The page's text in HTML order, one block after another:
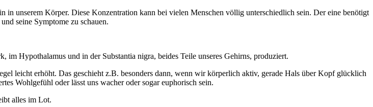
unserem Körper. Diese Konzentration kann bei vielen Menschen völlig unterschiedlich sein. Der eine benötigt
seine Symptome zu schauen.
Hypothalamus und in der Substantia nigra, beides Teile unseres Gehirns, produziert.
leicht erhöht. Das geschieht z.B. besonders dann, wenn wir körperlich aktiv, gerade Hals über Kopf glücklich
Wohlgefühl oder lässt uns wacher oder sogar euphorisch sein.
alles im Lot.